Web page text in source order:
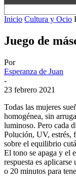
Inicio Cultura y Ocio
Juego de
Por
Esperanza de Juan
-
23 febrero 2021
Todas las mujeres
homogénea, sin
luminoso. Pero cada
Polución, UV, estrés,
sobre el equilibrio
El tono se apaga y el
respuesta es
o 20 minutos para